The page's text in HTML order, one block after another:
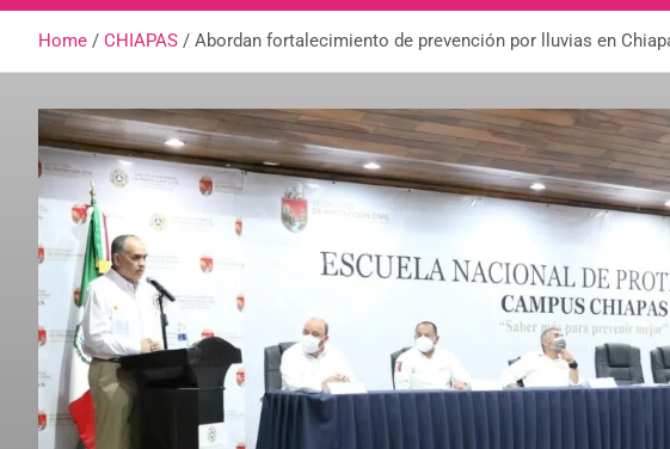
Home CHIAPAS Abordan fortalecimiento de prevención por lluvias en